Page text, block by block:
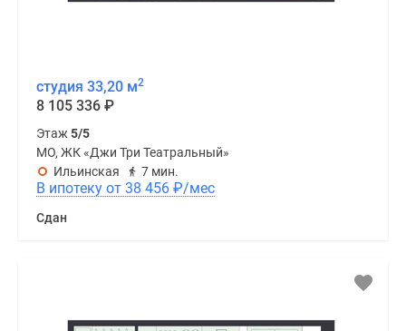
студия 33,20 м2
8 105 336 ₽
Этаж5/5
МО, ЖК «Джи Три Театральный»
Ильинская
7 мин.
В ипотеку от 38 456 ₽/мес
Сдан